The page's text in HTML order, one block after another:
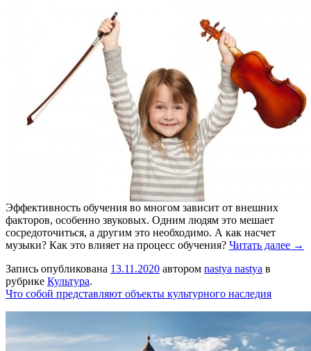
Эффективность обучения во многом зависит от внешних
факторов, особенно звуковых. Одним людям это мешает
сосредоточиться, а другим это необходимо. А как насчет
музыки? Как это влияет на процесс обучения? Читать далее →
Запись опубликована 13.11.2020 автором nastya nastya в
рубрике Культура.
Что собой представляют объекты культурного наследия